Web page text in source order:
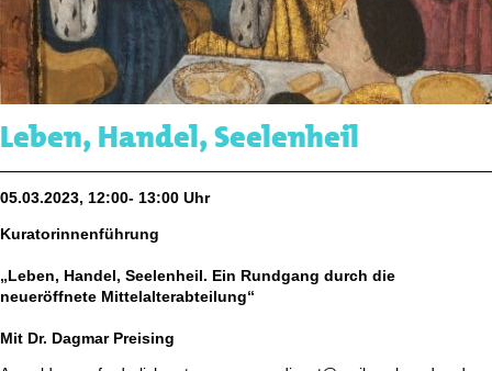
Leben, Handel, Seelenheil
05.03.2023, 12:00- 13:00 Uhr
Kuratorinnenführung
„Leben, Handel, Seelenheil. Ein Rundgang durch die
neueröffnete Mittelalterabteilung“
Mit Dr. Dagmar Preising